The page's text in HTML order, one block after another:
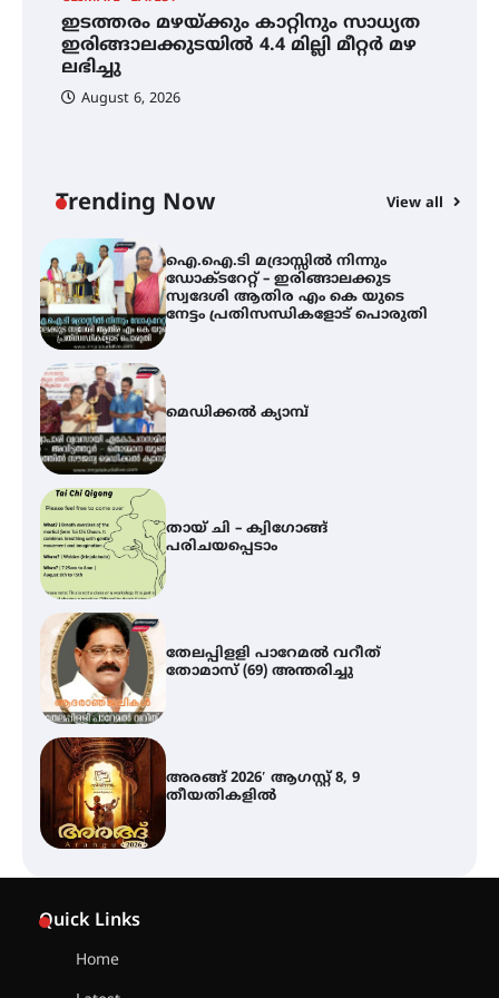
ഇടത്തരം മഴയ്ക്കും കാറ്റിനും സാധ്യത
ഇരിങ്ങാലക്കുടയിൽ 4.4 മില്ലി മീറ്റർ മഴ
ലഭിച്ചു
August 6, 2026
Trending Now View all
അരങ്ങ് 2026′ ആഗസ്റ്റ് 8, 9
തീയതികളിൽ
ഐ.ഐ.ടി മദ്രാസ്സിൽ നിന്നും
ഡോക്ടറേറ്റ് – ഇരിങ്ങാലക്കുട
സ്വദേശി ആതിര എം കെ യുടെ
നേട്ടം പ്രതിസന്ധികളോട് പൊരുതി
മെഡിക്കൽ ക്യാമ്പ്
തായ് ചി – ക്വിഗോങ്ങ്
പരിചയപ്പെടാം
തേലപ്പിളളി പാറേമൽ വറീത്
തോമാസ് (69) അന്തരിച്ചു
അരങ്ങ് 2026′ ആഗസ്റ്റ് 8, 9
തീയതികളിൽ
Quick Links
Home